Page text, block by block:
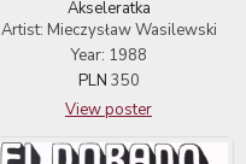
Akseleratka
Artist: Mieczysław Wasilewski
Year: 1988
PLN 350
View poster